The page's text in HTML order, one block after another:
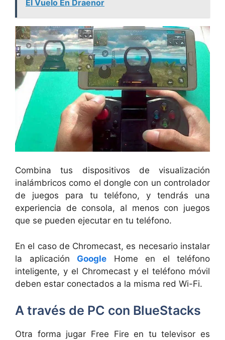
El Vuelo En Draenor
Combina tus dispositivos de visualización
inalámbricos como el dongle con un controlador
de juegos para tu teléfono, y tendrás una
experiencia de consola, al menos con juegos
que se pueden ejecutar en tu teléfono.
En el caso de Chromecast, es necesario instalar
la aplicación Google Home en el teléfono
inteligente, y el Chromecast y el teléfono móvil
deben estar conectados a la misma red Wi-Fi.
A través de PC con BlueStacks
Otra forma jugar Free Fire en tu televisor es